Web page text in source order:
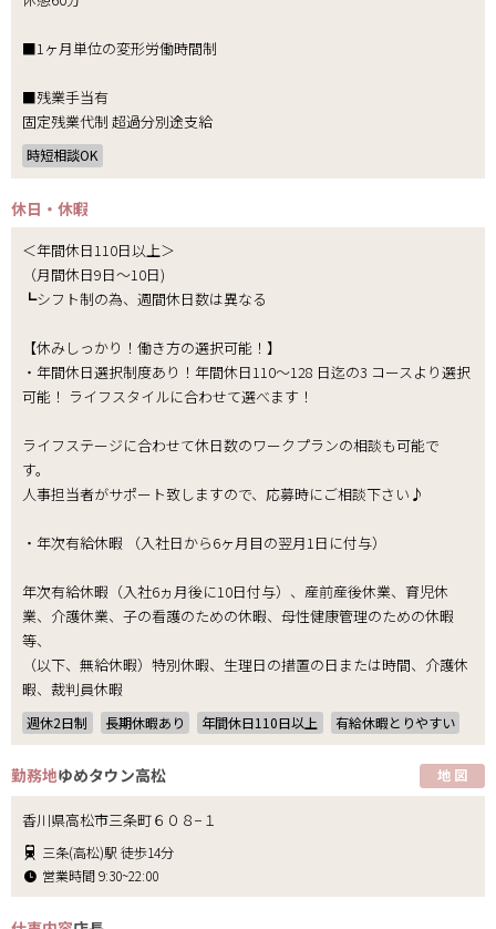
■1ヶ月単位の変形労働時間制
■残業手当有
固定残業代制 超過分別途支給
時短相談OK
休日・休暇
＜年間休日110日以上＞
（月間休日9日～10日)
┗シフト制の為、週間休日数は異なる
【休みしっかり！働き方の選択可能！】
・年間休日選択制度あり！年間休日110～128 日迄の3 コースより選択
可能！ ライフスタイルに合わせて選べます！
ライフステージに合わせて休日数のワークプランの相談も可能で
す。
人事担当者がサポート致しますので、応募時にご相談下さい♪
・年次有給休暇 （入社日から6ヶ月目の翌月1日に付与）
年次有給休暇（入社6ヵ月後に10日付与）、産前産後休業、育児休
業、介護休業、子の看護のための休暇、母性健康管理のための休暇
等、
（以下、無給休暇）特別休暇、生理日の措置の日または時間、介護休
暇、裁判員休暇
週休2日制 長期休暇あり 年間休日110日以上 有給休暇とりやすい
勤務地ゆめタウン高松 地 図
香川県高松市三条町６０８−１
三条(高松)駅 徒歩14分
営業時間 9:30~22:00